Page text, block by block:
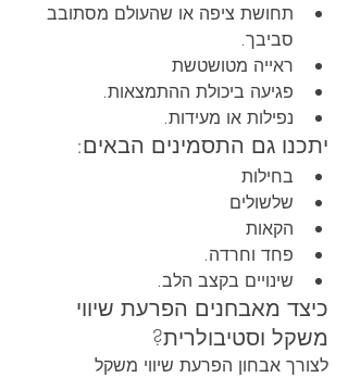
תחושת ציפה או שהעולם מסתובב
סביבך.
ראייה מטושטשת
פגיעה ביכולת ההתמצאות.
נפילות או מעידות.
יתכנו גם התסמינים הבאים:
בחילות
שלשולים
הקאות
פחד וחרדה.
שינויים בקצב הלב.
כיצד מאבחנים הפרעת שיווי
משקל וסטיבולרית?
לצורך אבחון הפרעת שיווי משקל